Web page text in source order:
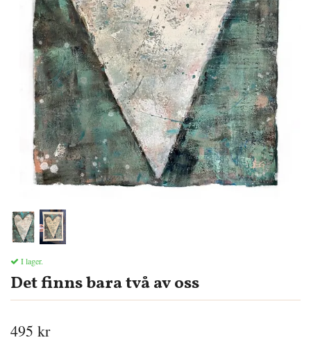
I lager.
Det finns bara två av oss
495 kr